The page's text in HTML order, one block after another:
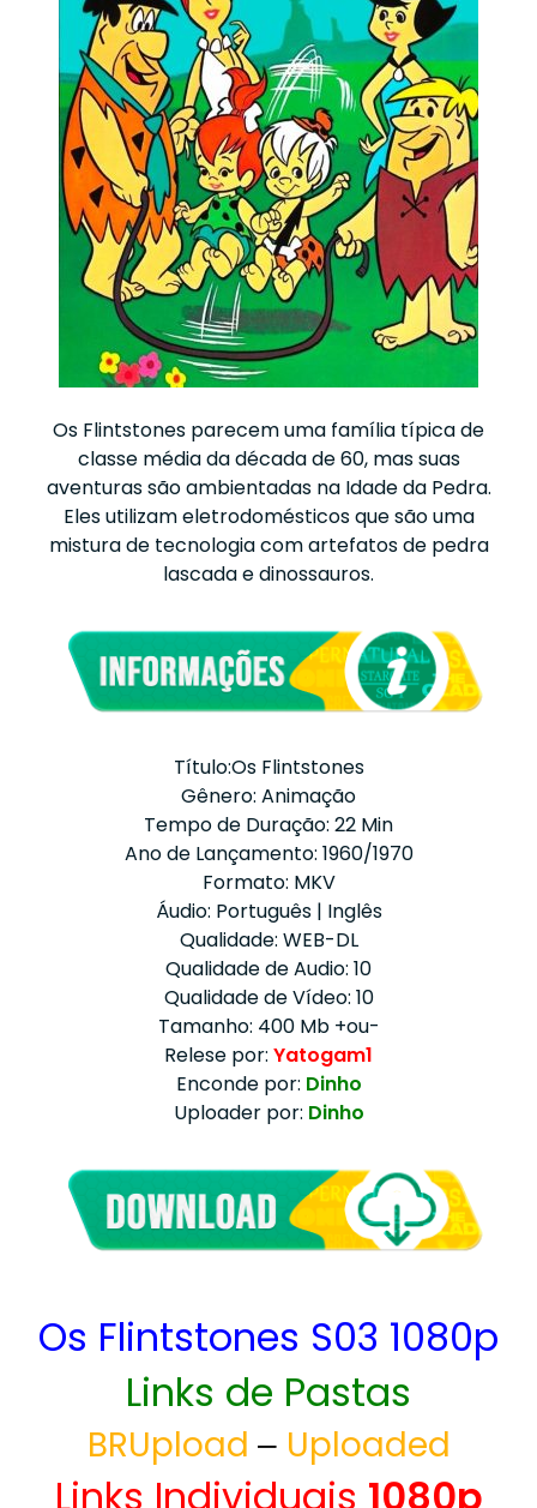
Os Flintstones parecem uma família típica de
classe média da década de 60, mas suas
aventuras são ambientadas na Idade da Pedra.
Eles utilizam eletrodomésticos que são uma
mistura de tecnologia com artefatos de pedra
lascada e dinossauros.
Título:Os Flintstones
Gênero: Animação
Tempo de Duração: 22 Min
Ano de Lançamento: 1960/1970
Formato: MKV
Áudio: Português | Inglês
Qualidade: WEB-DL
Qualidade de Audio: 10
Qualidade de Vídeo: 10
Tamanho: 400 Mb +ou-
Relese por: Yatogam1
Enconde por: Dinho
Uploader por: Dinho
Os Flintstones S03 1080p
Links de Pastas
BRUpload – Uploaded
Links Individuais 1080p